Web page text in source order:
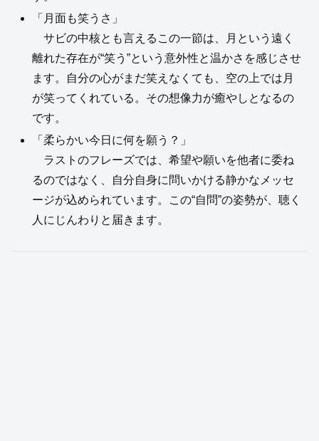
「月面も笑うさ」
サビの中核とも言えるこの一節は、月という遠く
離れた存在が“笑う”という意外性と温かさを感じさせ
ます。自分の心がまだ笑えなくても、空の上では月
が笑ってくれている。その想像力が癒やしとなるの
です。
「柔らかい今日に何を願う？」
ラストのフレーズでは、希望や願いを他者に委ね
るのではなく、自分自身に問いかける静かなメッセ
ージが込められています。この“自問”の姿勢が、聴く
人にじんわりと届きます。